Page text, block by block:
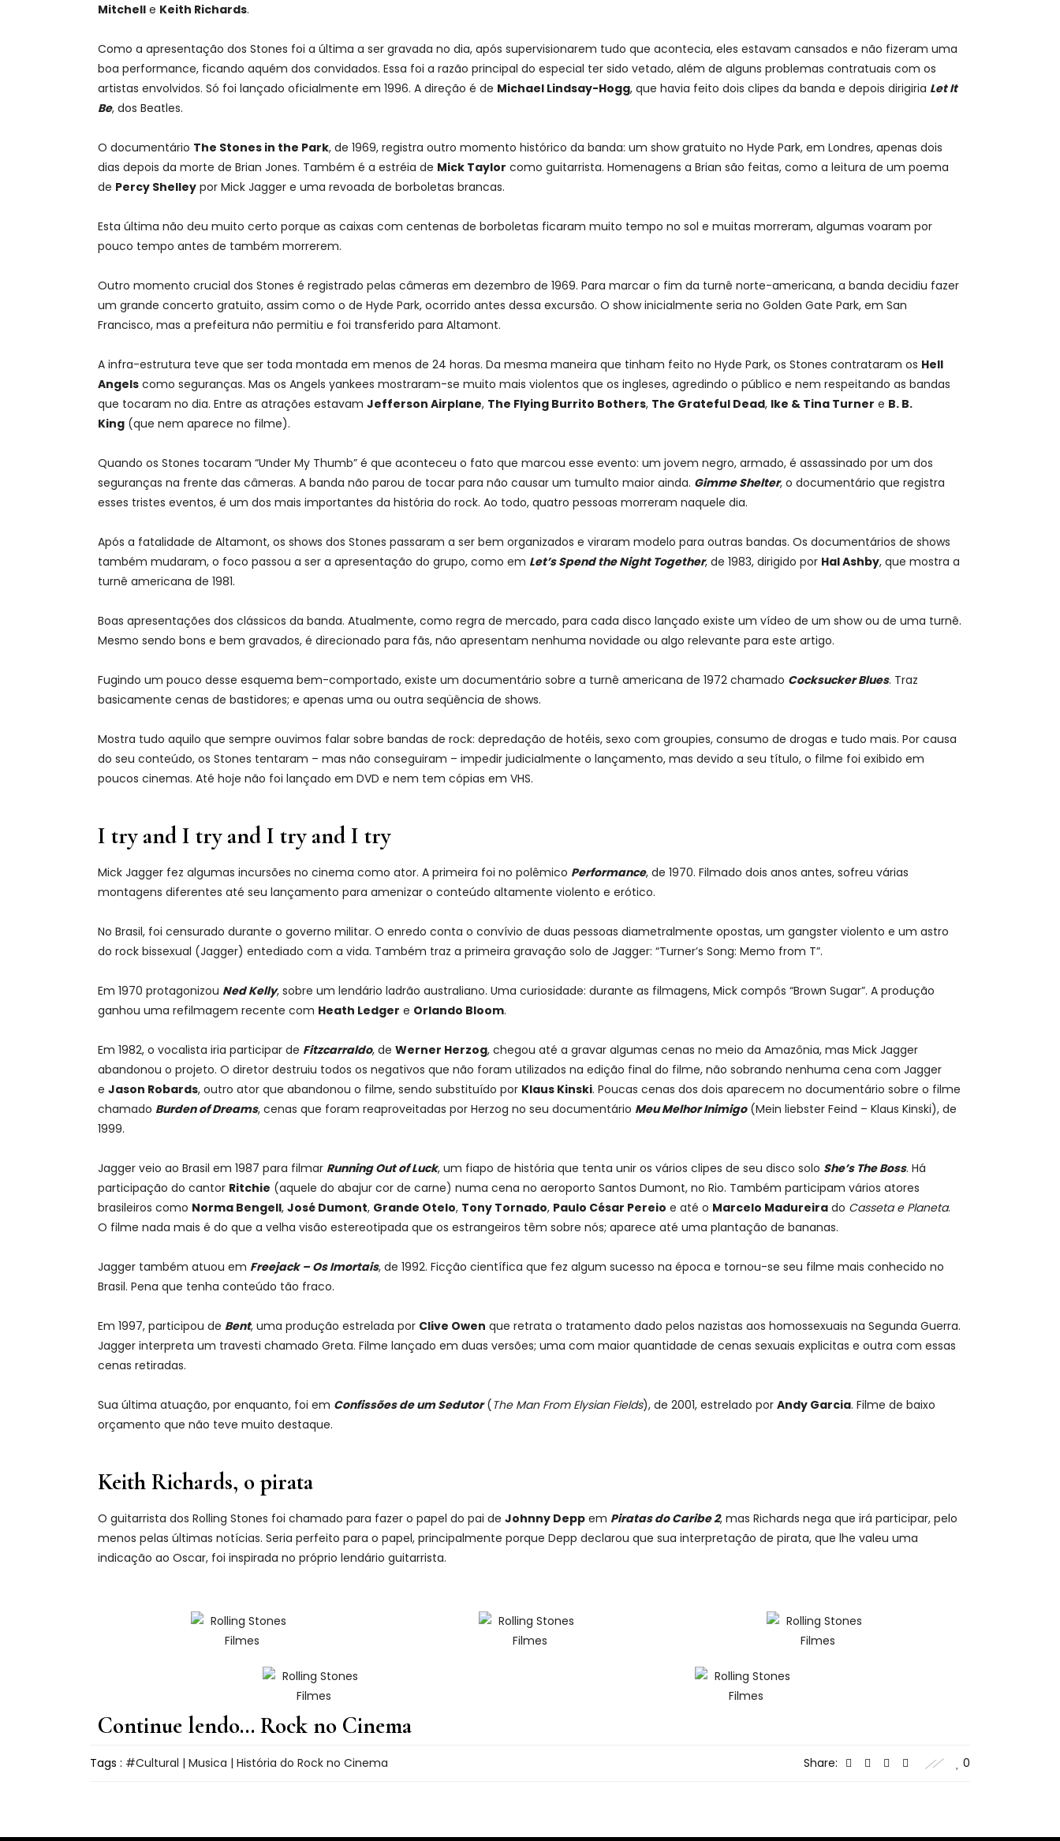
Mitchell e Keith Richards.
Como a apresentação dos Stones foi a última a ser gravada no dia, após supervisionarem tudo que acontecia, eles estavam cansados e não fizeram uma
boa performance, ficando aquém dos convidados. Essa foi a razão principal do especial ter sido vetado, além de alguns problemas contratuais com os
artistas envolvidos. Só foi lançado oficialmente em 1996. A direção é de Michael Lindsay-Hogg, que havia feito dois clipes da banda e depois dirigiria Let It
Be, dos Beatles.
O documentário The Stones in the Park, de 1969, registra outro momento histórico da banda: um show gratuito no Hyde Park, em Londres, apenas dois
dias depois da morte de Brian Jones. Também é a estréia de Mick Taylor como guitarrista. Homenagens a Brian são feitas, como a leitura de um poema
de Percy Shelley por Mick Jagger e uma revoada de borboletas brancas.
Esta última não deu muito certo porque as caixas com centenas de borboletas ficaram muito tempo no sol e muitas morreram, algumas voaram por
pouco tempo antes de também morrerem.
Outro momento crucial dos Stones é registrado pelas câmeras em dezembro de 1969. Para marcar o fim da turnê norte-americana, a banda decidiu fazer
um grande concerto gratuito, assim como o de Hyde Park, ocorrido antes dessa excursão. O show inicialmente seria no Golden Gate Park, em San
Francisco, mas a prefeitura não permitiu e foi transferido para Altamont.
A infra-estrutura teve que ser toda montada em menos de 24 horas. Da mesma maneira que tinham feito no Hyde Park, os Stones contrataram os Hell
Angels como seguranças. Mas os Angels yankees mostraram-se muito mais violentos que os ingleses, agredindo o público e nem respeitando as bandas
que tocaram no dia. Entre as atrações estavam Jefferson Airplane, The Flying Burrito Bothers, The Grateful Dead, Ike & Tina Turner e B. B.
King (que nem aparece no filme).
Quando os Stones tocaram “Under My Thumb” é que aconteceu o fato que marcou esse evento: um jovem negro, armado, é assassinado por um dos
seguranças na frente das câmeras. A banda não parou de tocar para não causar um tumulto maior ainda. Gimme Shelter, o documentário que registra
esses tristes eventos, é um dos mais importantes da história do rock. Ao todo, quatro pessoas morreram naquele dia.
Após a fatalidade de Altamont, os shows dos Stones passaram a ser bem organizados e viraram modelo para outras bandas. Os documentários de shows
também mudaram, o foco passou a ser a apresentação do grupo, como em Let’s Spend the Night Together, de 1983, dirigido por Hal Ashby, que mostra a
turnê americana de 1981.
Boas apresentações dos clássicos da banda. Atualmente, como regra de mercado, para cada disco lançado existe um vídeo de um show ou de uma turnê.
Mesmo sendo bons e bem gravados, é direcionado para fãs, não apresentam nenhuma novidade ou algo relevante para este artigo.
Fugindo um pouco desse esquema bem-comportado, existe um documentário sobre a turnê americana de 1972 chamado Cocksucker Blues. Traz
basicamente cenas de bastidores; e apenas uma ou outra seqüência de shows.
Mostra tudo aquilo que sempre ouvimos falar sobre bandas de rock: depredação de hotéis, sexo com groupies, consumo de drogas e tudo mais. Por causa
do seu conteúdo, os Stones tentaram – mas não conseguiram – impedir judicialmente o lançamento, mas devido a seu título, o filme foi exibido em
poucos cinemas. Até hoje não foi lançado em DVD e nem tem cópias em VHS.
I try and I try and I try and I try
Mick Jagger fez algumas incursões no cinema como ator. A primeira foi no polêmico Performance, de 1970. Filmado dois anos antes, sofreu várias
montagens diferentes até seu lançamento para amenizar o conteúdo altamente violento e erótico.
No Brasil, foi censurado durante o governo militar. O enredo conta o convívio de duas pessoas diametralmente opostas, um gangster violento e um astro
do rock bissexual (Jagger) entediado com a vida. Também traz a primeira gravação solo de Jagger: “Turner’s Song: Memo from T”.
Em 1970 protagonizou Ned Kelly, sobre um lendário ladrão australiano. Uma curiosidade: durante as filmagens, Mick compôs “Brown Sugar”. A produção
ganhou uma refilmagem recente com Heath Ledger e Orlando Bloom.
Em 1982, o vocalista iria participar de Fitzcarraldo, de Werner Herzog, chegou até a gravar algumas cenas no meio da Amazônia, mas Mick Jagger
abandonou o projeto. O diretor destruiu todos os negativos que não foram utilizados na edição final do filme, não sobrando nenhuma cena com Jagger
e Jason Robards, outro ator que abandonou o filme, sendo substituído por Klaus Kinski. Poucas cenas dos dois aparecem no documentário sobre o filme
chamado Burden of Dreams, cenas que foram reaproveitadas por Herzog no seu documentário Meu Melhor Inimigo(Mein liebster Feind – Klaus Kinski), de
1999.
Jagger veio ao Brasil em 1987 para filmar Running Out of Luck, um fiapo de história que tenta unir os vários clipes de seu disco solo She’s The Boss. Há
participação do cantor Ritchie (aquele do abajur cor de carne) numa cena no aeroporto Santos Dumont, no Rio. Também participam vários atores
brasileiros como Norma Bengell, José Dumont, Grande Otelo, Tony Tornado, Paulo César Pereio e até o Marcelo Madureira do Casseta e Planeta.
O filme nada mais é do que a velha visão estereotipada que os estrangeiros têm sobre nós; aparece até uma plantação de bananas.
Jagger também atuou em Freejack – Os Imortais, de 1992. Ficção científica que fez algum sucesso na época e tornou-se seu filme mais conhecido no
Brasil. Pena que tenha conteúdo tão fraco.
Em 1997, participou de Bent, uma produção estrelada por Clive Owen que retrata o tratamento dado pelos nazistas aos homossexuais na Segunda Guerra.
Jagger interpreta um travesti chamado Greta. Filme lançado em duas versões; uma com maior quantidade de cenas sexuais explicitas e outra com essas
cenas retiradas.
Sua última atuação, por enquanto, foi em Confissões de um Sedutor(The Man From Elysian Fields), de 2001, estrelado por Andy Garcia. Filme de baixo
orçamento que não teve muito destaque.
Keith Richards, o pirata
O guitarrista dos Rolling Stones foi chamado para fazer o papel do pai de Johnny Depp em Piratas do Caribe 2, mas Richards nega que irá participar, pelo
menos pelas últimas notícias. Seria perfeito para o papel, principalmente porque Depp declarou que sua interpretação de pirata, que lhe valeu uma
indicação ao Oscar, foi inspirada no próprio lendário guitarrista.
Continue lendo... Rock no Cinema
Tags : Cultural | Musica | História do Rock no Cinema Share: 0